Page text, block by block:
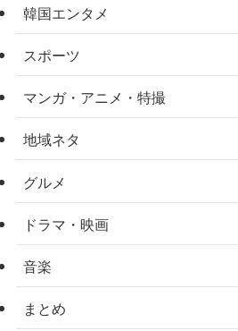
韓国エンタメ
スポーツ
マンガ・アニメ・特撮
地域ネタ
グルメ
ドラマ・映画
音楽
まとめ